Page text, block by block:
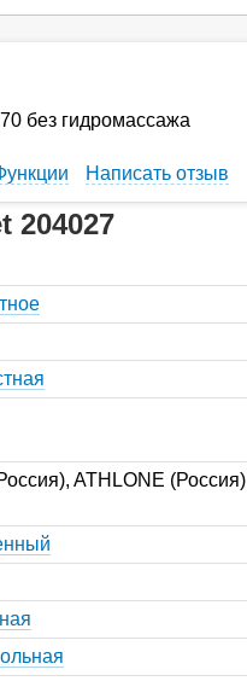
без гидромассажа
Написать отзыв
204027
ATHLONE (Россия)